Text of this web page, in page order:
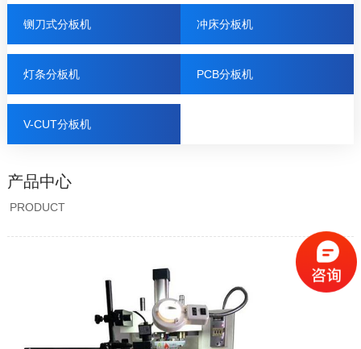
铡刀式分板机 冲床分板机
灯条分板机 PCB分板机
V-CUT分板机
产品中心
PRODUCT